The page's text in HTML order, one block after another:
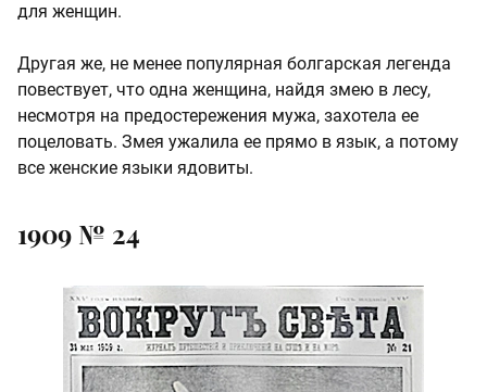
для женщин.
Другая же, не менее популярная болгарская легенда
повествует, что одна женщина, найдя змею в лесу,
несмотря на предостережения мужа, захотела ее
поцеловать. Змея ужалила ее прямо в язык, а потому
все женские языки ядовиты.
1909 № 24